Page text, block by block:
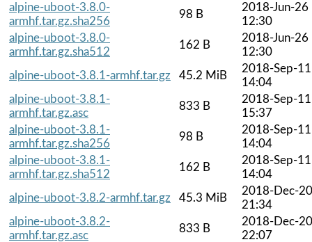
alpine-uboot-3.8.0-
armhf.tar.gz.sha256
98 B
2018-Jun-26
12:30
alpine-uboot-3.8.0-
armhf.tar.gz.sha512
162 B
2018-Jun-26
12:30
alpine-uboot-3.8.1-armhf.tar.gz
45.2 MiB
2018-Sep-11
14:04
alpine-uboot-3.8.1-
armhf.tar.gz.asc
833 B
2018-Sep-11
15:37
alpine-uboot-3.8.1-
armhf.tar.gz.sha256
98 B
2018-Sep-11
14:04
alpine-uboot-3.8.1-
armhf.tar.gz.sha512
162 B
2018-Sep-11
14:04
alpine-uboot-3.8.2-armhf.tar.gz
45.3 MiB
2018-Dec-20
21:34
alpine-uboot-3.8.2-
armhf.tar.gz.asc
833 B
2018-Dec-20
22:07